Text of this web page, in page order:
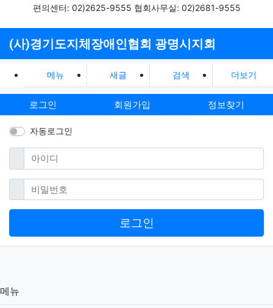
편의센터: 02)2625-9555 협회사무실: 02)2681-9555
(사)경기도지체장애인협회 광명시지회
메뉴 새글 검색 더보기
로그인 회원가입 정보찾기
자동로그인
아이디필수
비밀번호필수
로그인
메뉴